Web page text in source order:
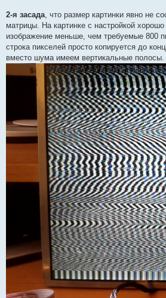
2-я засада , что размер картинки явно не
матрицы. На картинке с настройкой
изображение меньше, чем требуемые 800
строка пикселей просто копируется до
вместо шума имеем вертикальные полосы.